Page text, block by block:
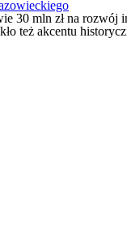
30 mln zł na
też akcentu